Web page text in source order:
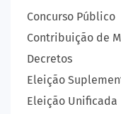
Concurso Público
Contribuição de
Decretos
Eleição
Eleição Unificada